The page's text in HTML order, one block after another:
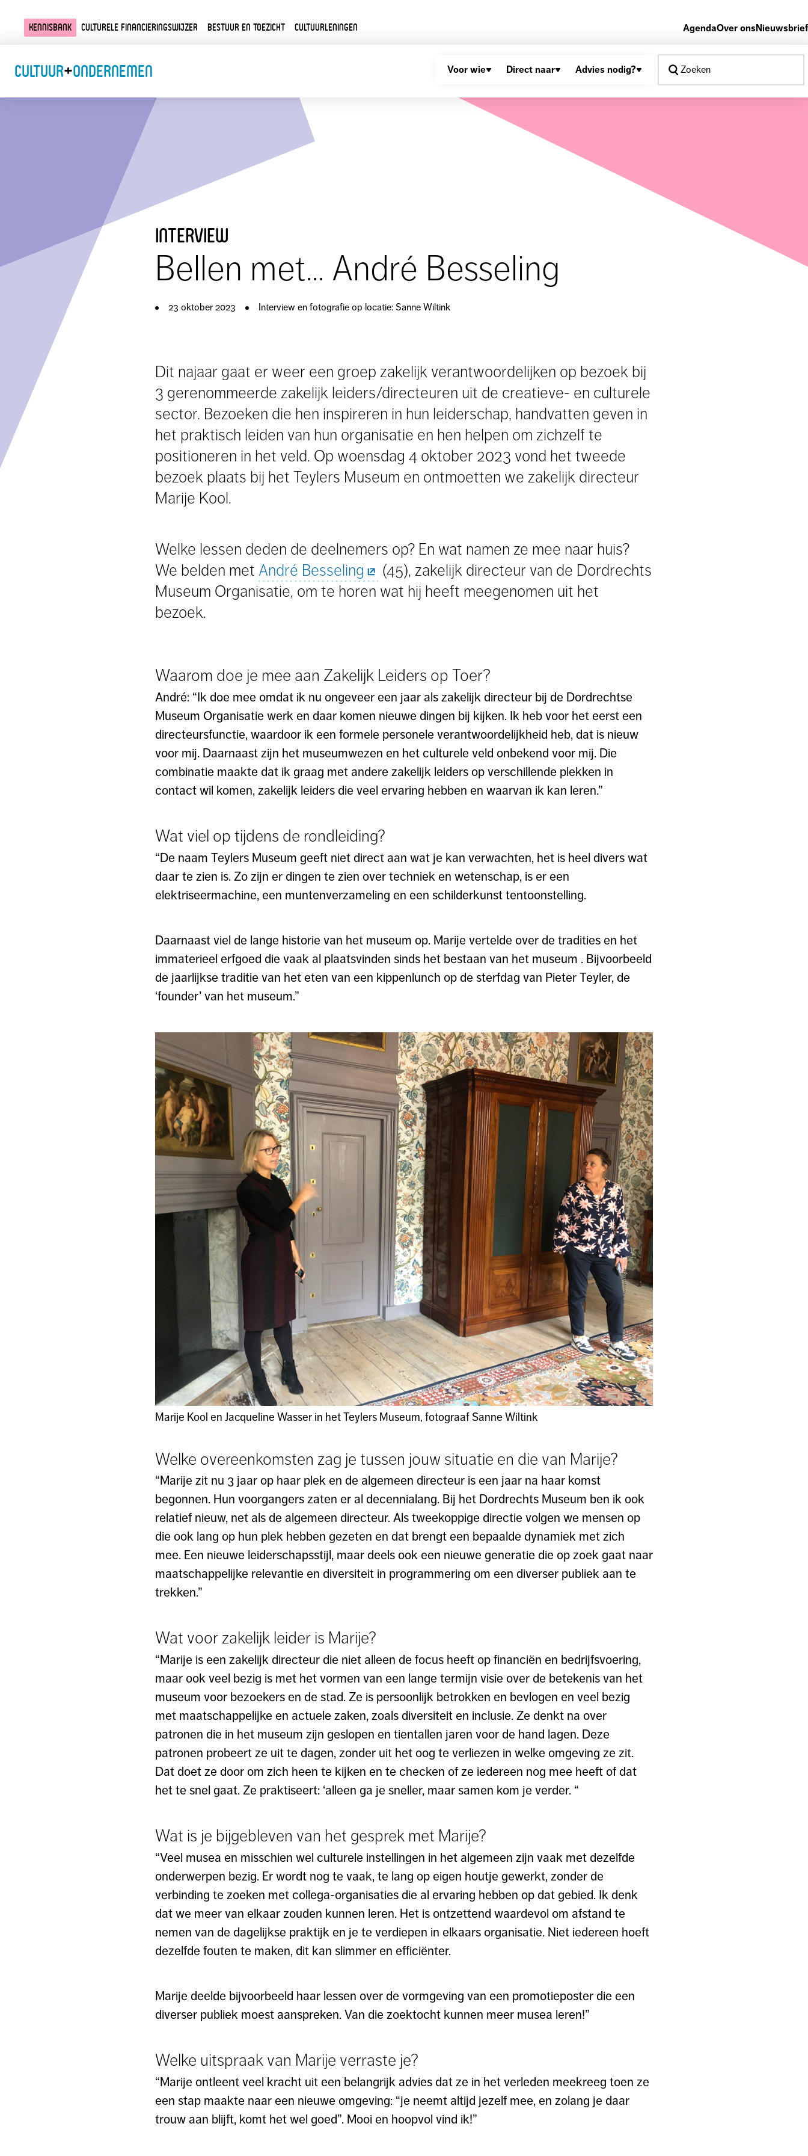
Kennisbank Culturele financieringswijzer Bestuur en toezicht Cultuurleningen AgendaOver onsNieuwsbrief
Cultuur+Ondernemen Voor wie Direct naar Advies nodig? Zoeken
interview
Bellen met... André Besseling
23 oktober 2023 Interview en fotografie op locatie: Sanne Wiltink
Dit najaar gaat er weer een groep zakelijk verantwoordelijken op bezoek bij
3 gerenommeerde zakelijk leiders/directeuren uit de creatieve- en culturele
sector. Bezoeken die hen inspireren in hun leiderschap, handvatten geven in
het praktisch leiden van hun organisatie en hen helpen om zichzelf te
positioneren in het veld. Op woensdag 4 oktober 2023 vond het tweede
bezoek plaats bij het Teylers Museum en ontmoetten we zakelijk directeur
Marije Kool.
Welke lessen deden de deelnemers op? En wat namen ze mee naar huis?
We belden met André Besseling
(45), zakelijk directeur van de Dordrechts
Museum Organisatie, om te horen wat hij heeft meegenomen uit het
bezoek.
Waarom doe je mee aan Zakelijk Leiders op Toer?
André: “Ik doe mee omdat ik nu ongeveer een jaar als zakelijk directeur bij de Dordrechtse
Museum Organisatie werk en daar komen nieuwe dingen bij kijken. Ik heb voor het eerst een
directeursfunctie, waardoor ik een formele personele verantwoordelijkheid heb, dat is nieuw
voor mij. Daarnaast zijn het museumwezen en het culturele veld onbekend voor mij. Die
combinatie maakte dat ik graag met andere zakelijk leiders op verschillende plekken in
contact wil komen, zakelijk leiders die veel ervaring hebben en waarvan ik kan leren.”
Wat viel op tijdens de rondleiding?
“De naam Teylers Museum geeft niet direct aan wat je kan verwachten, het is heel divers wat
daar te zien is. Zo zijn er dingen te zien over techniek en wetenschap, is er een
elektriseermachine, een muntenverzameling en een schilderkunst tentoonstelling.
Daarnaast viel de lange historie van het museum op. Marije vertelde over de tradities en het
immaterieel erfgoed die vaak al plaatsvinden sinds het bestaan van het museum . Bijvoorbeeld
de jaarlijkse traditie van het eten van een kippenlunch op de sterfdag van Pieter Teyler, de
‘founder’ van het museum.”
Marije Kool en Jacqueline Wasser in het Teylers Museum, fotograaf Sanne Wiltink
Welke overeenkomsten zag je tussen jouw situatie en die van Marije?
“Marije zit nu 3 jaar op haar plek en de algemeen directeur is een jaar na haar komst
begonnen. Hun voorgangers zaten er al decennialang. Bij het Dordrechts Museum ben ik ook
relatief nieuw, net als de algemeen directeur. Als tweekoppige directie volgen we mensen op
die ook lang op hun plek hebben gezeten en dat brengt een bepaalde dynamiek met zich
mee. Een nieuwe leiderschapsstijl, maar deels ook een nieuwe generatie die op zoek gaat naar
maatschappelijke relevantie en diversiteit in programmering om een diverser publiek aan te
trekken.”
Wat voor zakelijk leider is Marije?
“Marije is een zakelijk directeur die niet alleen de focus heeft op financiën en bedrijfsvoering,
maar ook veel bezig is met het vormen van een lange termijn visie over de betekenis van het
museum voor bezoekers en de stad. Ze is persoonlijk betrokken en bevlogen en veel bezig
met maatschappelijke en actuele zaken, zoals diversiteit en inclusie. Ze denkt na over
patronen die in het museum zijn geslopen en tientallen jaren voor de hand lagen. Deze
patronen probeert ze uit te dagen, zonder uit het oog te verliezen in welke omgeving ze zit.
Dat doet ze door om zich heen te kijken en te checken of ze iedereen nog mee heeft of dat
het te snel gaat. Ze praktiseert: ‘alleen ga je sneller, maar samen kom je verder. “
Wat is je bijgebleven van het gesprek met Marije?
“Veel musea en misschien wel culturele instellingen in het algemeen zijn vaak met dezelfde
onderwerpen bezig. Er wordt nog te vaak, te lang op eigen houtje gewerkt, zonder de
verbinding te zoeken met collega-organisaties die al ervaring hebben op dat gebied. Ik denk
dat we meer van elkaar zouden kunnen leren. Het is ontzettend waardevol om afstand te
nemen van de dagelijkse praktijk en je te verdiepen in elkaars organisatie. Niet iedereen hoeft
dezelfde fouten te maken, dit kan slimmer en efficiënter.
Marije deelde bijvoorbeeld haar lessen over de vormgeving van een promotieposter die een
diverser publiek moest aanspreken. Van die zoektocht kunnen meer musea leren!”
Welke uitspraak van Marije verraste je?
“Marije ontleent veel kracht uit een belangrijk advies dat ze in het verleden meekreeg toen ze
een stap maakte naar een nieuwe omgeving: “je neemt altijd jezelf mee, en zolang je daar
trouw aan blijft, komt het wel goed”. Mooi en hoopvol vind ik!”